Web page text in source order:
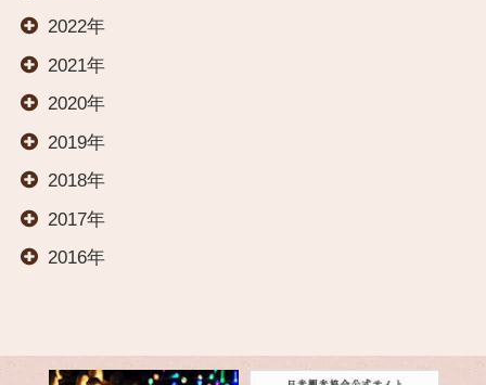
2022年
2021年
2020年
2019年
2018年
2017年
2016年
料理
交通案内
オールインクルーシブ
観光案内